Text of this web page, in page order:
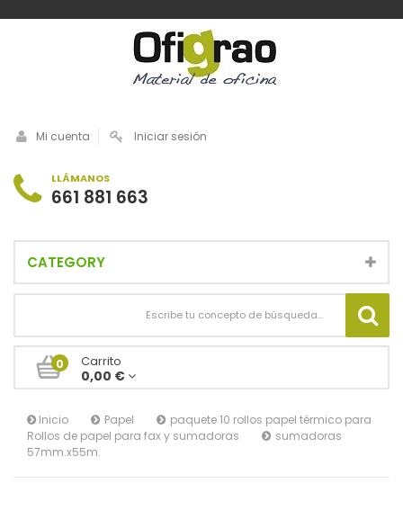
Mi cuenta Iniciar sesión
LLÁMANOS
661 881 663
CATEGORY
0 Carrito
0,00 €
Inicio
Papel
Rollos de papel para fax y sumadoras
paquete 10 rollos papel térmico para
sumadoras
57mm.x55m.